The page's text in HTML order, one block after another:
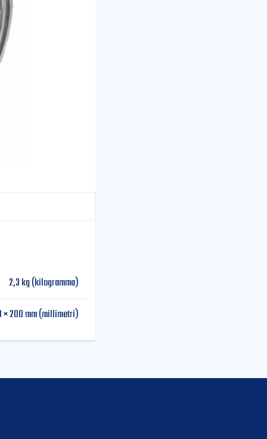
2,3 kg (kilogramma)
× 200 mm (millimetri)